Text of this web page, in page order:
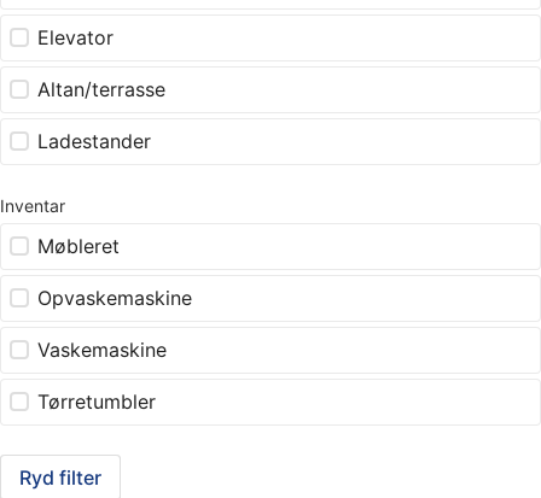
Elevator
Altan/terrasse
Ladestander
Inventar
Møbleret
Opvaskemaskine
Vaskemaskine
Tørretumbler
Ryd filter